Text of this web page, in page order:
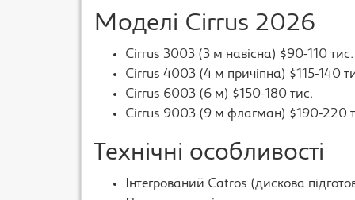
Моделі Cirrus 2026
Cirrus 3003 (3 м навісна) $90-110 тис.
Cirrus 4003 (4 м причіпна) $115-140
Cirrus 6003 (6 м) $150-180 тис.
Cirrus 9003 (9 м флагман) $190-220
Технічні особливості
Інтегрований Catros (дискова